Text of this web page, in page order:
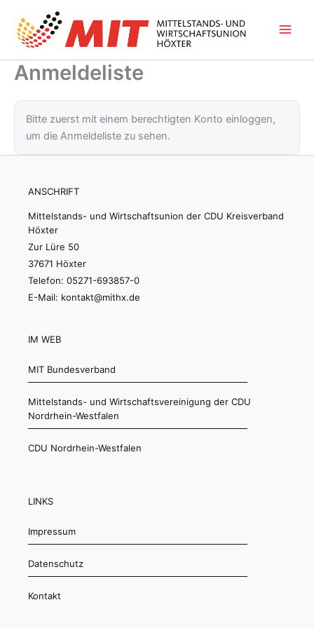
Inhalt
springen
Anmeldeliste
Bitte zuerst mit einem berechtigten Konto einloggen,
um die Anmeldeliste zu sehen.
ANSCHRIFT
Mittelstands- und Wirtschaftsunion der CDU Kreisverband
Höxter
Zur Lüre 50
37671 Höxter
Telefon: 05271-693857-0
E-Mail: kontakt@mithx.de
IM WEB
MIT Bundesverband
Mittelstands- und Wirtschaftsvereinigung der CDU
Nordrhein-Westfalen
CDU Nordrhein-Westfalen
LINKS
Impressum
Datenschutz
Kontakt